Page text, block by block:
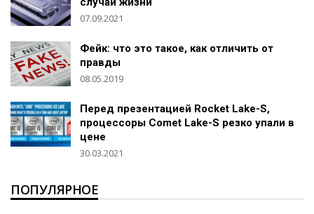
07.09.2021
Фейк: что это такое, как отличить от
правды
08.05.2019
Перед презентацией Rocket Lake-S,
процессоры Comet Lake-S резко упали в
цене
30.03.2021
ПОПУЛЯРНОЕ